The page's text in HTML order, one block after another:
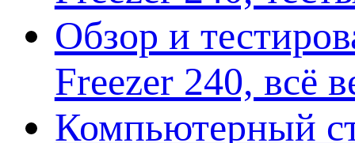
Обзор и
Freezer 240, всё
Компьютерный